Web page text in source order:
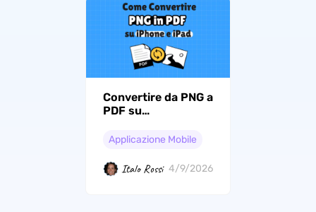
Convertire da PNG a
PDF su
Metodi Facili con
(Compatibile con
iOS 26)
Applicazione Mobile
Italo Rossi 4/9/2026